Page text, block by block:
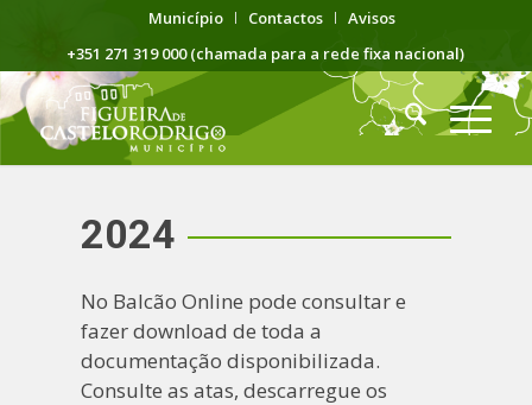
Município Contactos
Avisos
+351 271 319 000 (chamada para a rede fixa nacional)
2024
No Balcão Online pode consultar e
fazer download de toda a
documentação disponibilizada.
Consulte as atas, descarregue os